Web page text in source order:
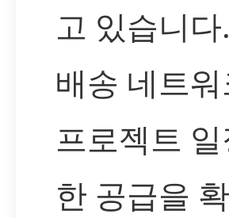
고 있습니
배송 네트
프로젝트
한 공급을